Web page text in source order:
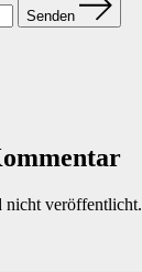
Senden
veröffentlicht.